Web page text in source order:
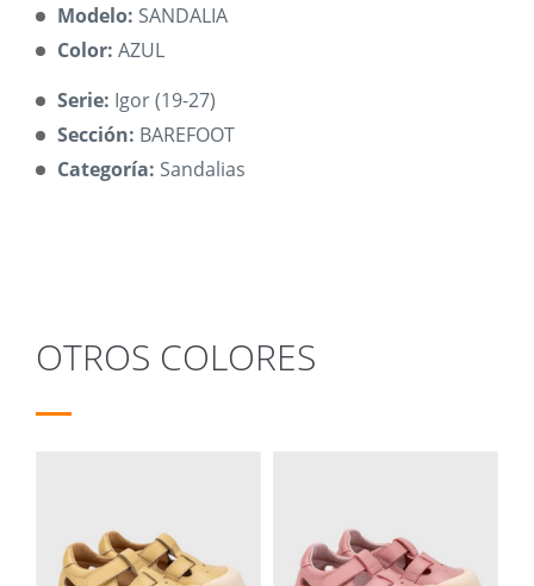
Modelo: SANDALIA
Color: AZUL
Serie: Igor (19-27)
Sección: BAREFOOT
Categoría: Sandalias
OTROS COLORES